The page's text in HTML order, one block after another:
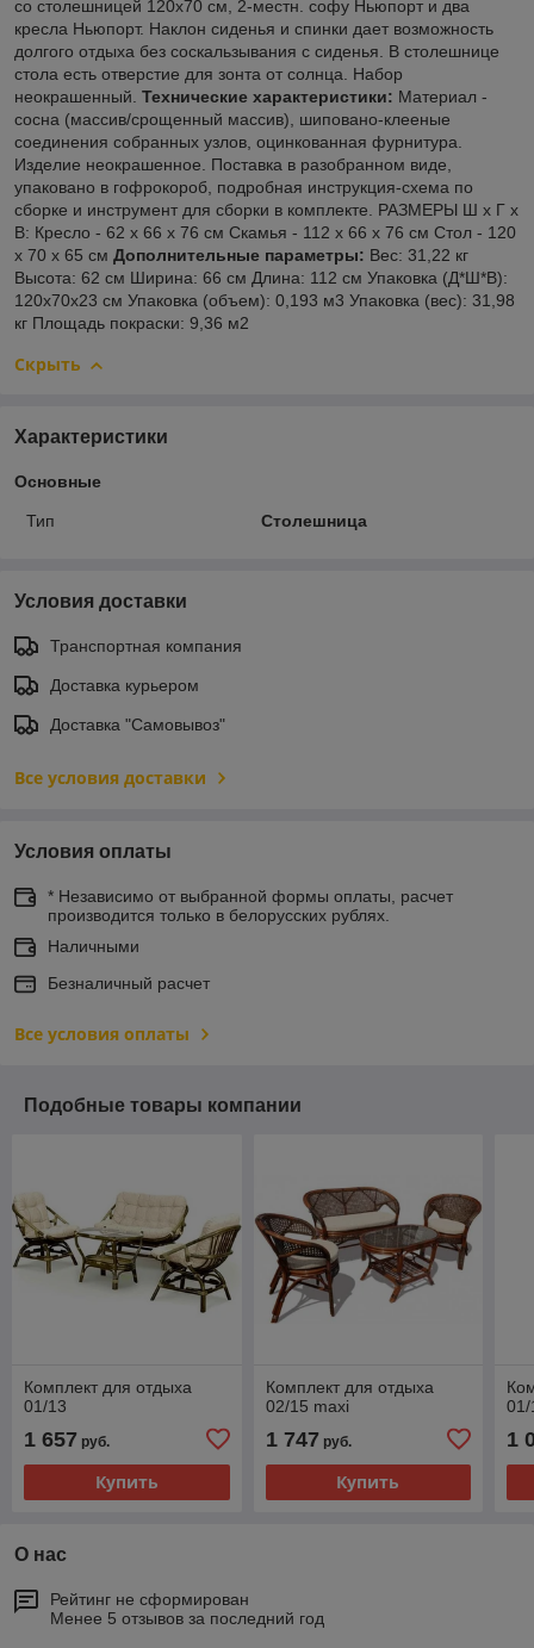
со столешницей 120х70 см, 2-местн. софу Ньюпорт и два
кресла Ньюпорт. Наклон сиденья и спинки дает возможность
долгого отдыха без соскальзывания с сиденья. В столешнице
стола есть отверстие для зонта от солнца. Набор
неокрашенный. Технические характеристики: Материал -
сосна (массив/срощенный массив), шиповано-клееные
соединения собранных узлов, оцинкованная фурнитура.
Изделие неокрашенное. Поставка в разобранном виде,
упаковано в гофрокороб, подробная инструкция-схема по
сборке и инструмент для сборки в комплекте. РАЗМЕРЫ Ш х Г х
В: Кресло - 62 х 66 х 76 см Скамья - 112 х 66 х 76 см Стол - 120
х 70 х 65 см Дополнительные параметры: Вес: 31,22 кг
Высота: 62 см Ширина: 66 см Длина: 112 см Упаковка (Д*Ш*В):
120х70х23 см Упаковка (объем): 0,193 м3 Упаковка (вес): 31,98
кг Площадь покраски: 9,36 м2
Скрыть
Характеристики
Основные
Тип Столешница
Условия доставки
Транспортная компания
Доставка курьером
Доставка "Самовывоз"
Все условия доставки
Условия оплаты
* Независимо от выбранной формы оплаты, расчет
производится только в белорусских рублях.
Наличными
Безналичный расчет
Все условия оплаты
Подобные товары компании
Комплект для отдыха
01/13
1 657 руб.
Купить
Комплект для отдыха
02/15 maxi
1 747 руб.
Купить
1
О нас
Рейтинг не сформирован
Менее 5 отзывов за последний год